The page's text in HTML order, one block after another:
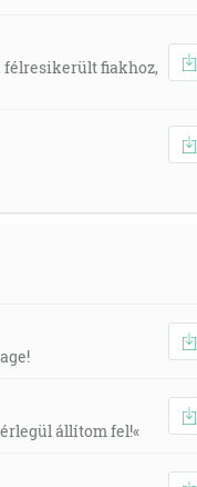
félresikerült fiakhoz,
állítom fel!«